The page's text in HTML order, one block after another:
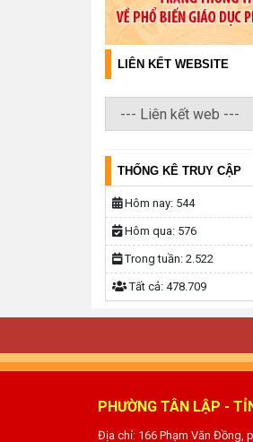
LIÊN KẾT WEBSITE
THỐNG KÊ TRUY CẬP
Hôm nay: 544
Hôm qua: 576
Trong tuần: 2.522
Tất cả: 478.709
PHƯỜNG TÂN LẬP -
Địa chỉ: 166 Phạm Văn Đồng,